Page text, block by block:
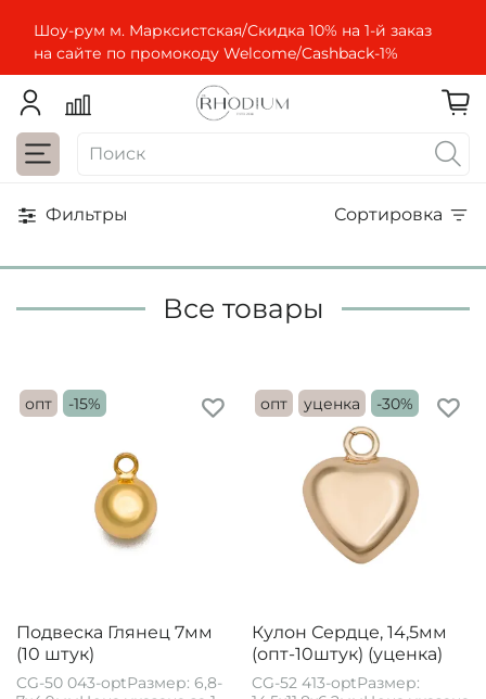
Шоу-рум м. Марксистская/Скидка 10% на 1-й заказ
на сайте по промокоду Welcome/Cashbaсk-1%
Фильтры Сортировка
Все товары
опт -15%
Подвеска Глянец 7мм
(10 штук)
CG-50 043-optРазмер: 6,8-
опт уценка -30%
Кулон Сердце, 14,5мм
(опт-10штук) (уценка)
CG-52 413-optРазмер: